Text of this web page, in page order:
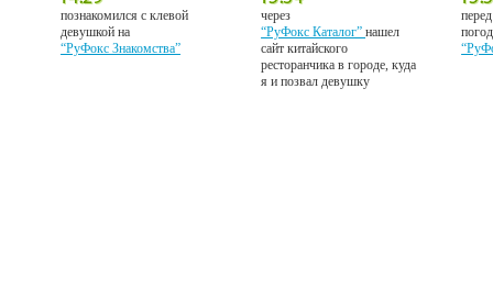
познакомился с клевой
девушкой на
“РуФокс Знакомства”
через
“РуФокс Каталог”нашел
сайт китайского
ресторанчика в городе, куда
я и позвал девушку